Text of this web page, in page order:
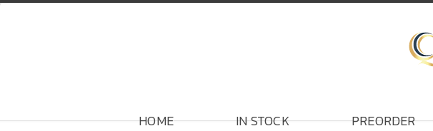
Skip
HOME IN STOCK PREORDER